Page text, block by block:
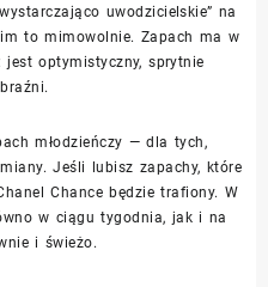
uwodzicielskie” na
to mimowolnie. Zapach ma w
optymistyczny, sprytnie
młodzieńczy — dla tych,
Jeśli lubisz zapachy, które
Chance będzie trafiony. W
w ciągu tygodnia, jak i na
i świeżo.